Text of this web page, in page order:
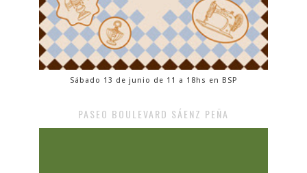
Sábado 13 de junio de 11 a 18hs en BSP
PASEO BOULEVARD SÁENZ PEÑA